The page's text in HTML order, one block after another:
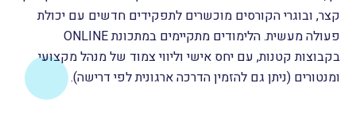
קצר, ובוגרי הקורסים מוכשרים לתפקידים חדשים עם יכולת
פעולה מעשית. הלימודים מתקיימים במתכונת ONLINE
בקבוצות קטנות, עם יחס אישי וליווי צמוד של מנהל מקצועי
ומנטורים (ניתן גם להזמין הדרכה ארגונית לפי דרישה).